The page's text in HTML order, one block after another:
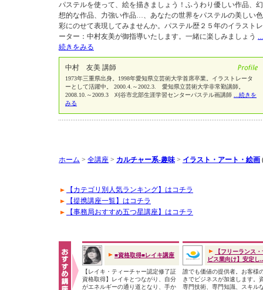
パステルを使って、絵を描きましょう！ふうわり優しい作品、幻
想的な作品、力強い作品…、あなたの世界をパステルの美しい色
彩にのせて表現してみませんか。パステル歴２５年のイラストレ
ーター：中村友美が御指導いたします。一緒に楽しみましょう ...
続きをみる
中村 友美 講師
1973年三重県出身。1998年愛知県立芸術大学首席卒業。イラストレータ
ーとして活躍中。 2000.4.～2002.3. 愛知県立芸術大学非常勤講師。
2008.10.～2009.3 刈谷市北部生涯学習センターパステル画講師
...続きを
みる
ホーム > 全講座 > カルチャー系-趣味> イラスト・アート・絵画
【カテゴリ別人気ランキング】はコチラ
【提携講座一覧】はコチラ
【事務局おすすめ五つ星講座】はコチラ
■資格取得■レイキ講座
【レイキ・ティーチャー認定修了証
資格取得】レイキとつながり、自分
がエネルギーの通り道となり、手か
【フリーランス
ビス業向け】安定し
誰でも価値の提供者。お客様
きでビジネスが加速します。
専門技術、専門知識、スキル